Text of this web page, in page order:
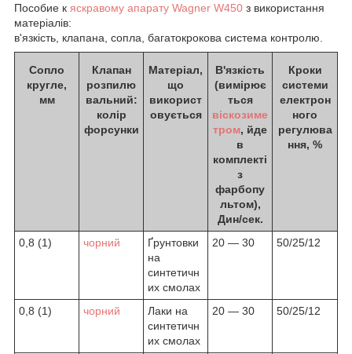
Пособие к яскравому апарату Wagner W450 з використання
матеріалів:
в'язкість, клапана, сопла, багатокрокова система контролю.
Сопло
кругле,
мм
Клапан
розпилю
вальний:
колір
форсунки
Матеріал,
що
використ
овується
В'язкість
(вимірює
ться
віскозиме
тром, йде
в
комплекті
з
фарбопу
льтом),
Дин/сек.
Кроки
системи
електрон
ного
регулюва
ння, %
0,8 (1) чорний
Ґрунтовки
на
синтетичн
их смолах
20 — 30 50/25/12
0,8 (1) чорний
Лаки на
синтетичн
их смолах
20 — 30 50/25/12